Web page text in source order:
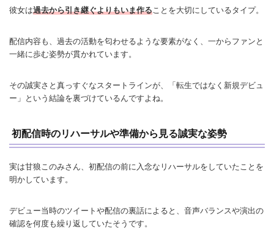
彼女は過去から引き継ぐよりもいま作ることを大切にしているタイプ。
配信内容も、過去の活動を匂わせるような要素がなく、一からファンと
一緒に歩む姿勢が貫かれています。
その誠実さと真っすぐなスタートラインが、「転生ではなく新規デビュ
ー」という結論を裏づけているんですよね。
初配信時のリハーサルや準備から見る誠実な姿勢
実は甘狼このみさん、初配信の前に入念なリハーサルをしていたことを
明かしています。
デビュー当時のツイートや配信の裏話によると、音声バランスや演出の
確認を何度も繰り返していたそうです。